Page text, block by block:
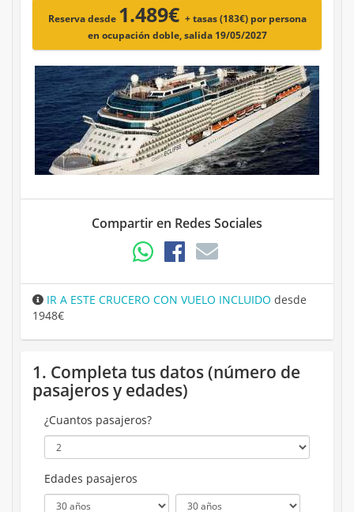
Reserva desde 1.489€ + tasas (183€) por persona
en ocupación doble, salida 19/05/2027
Compartir en Redes Sociales
IR A ESTE CRUCERO CON VUELO INCLUIDO desde
1948€
1. Completa tus datos (número de
pasajeros y edades)
¿Cuantos pasajeros?
Edades pasajeros